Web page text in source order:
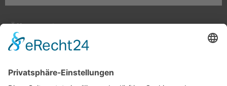
Öffnungszeiten:
Mo. – Fr. 8:00 – 18:00 Uhr
Sa. 9:00 – 13:00 Uhr